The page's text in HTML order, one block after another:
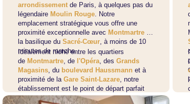
arrondissementde Paris, à quelques pas du
légendaire Moulin Rouge. Notre
emplacement stratégique vous offre une
proximité exceptionnelle avec Montmartreet
la basilique du Sacré-Cœur, à moins de 10
minutes de marche.
Idéalement niché entre les quartiers
de Montmartre, de l'Opéra, des Grands
Magasins, du boulevard Haussmann et à
proximité de la Gare Saint-Lazare, notre
établissement est le point de départ parfait
pour explorer Paris, ses commerces, ses